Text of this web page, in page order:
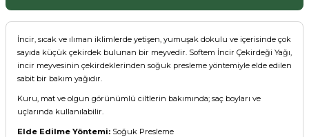
İncir, sıcak ve ılıman iklimlerde yetişen, yumuşak dokulu ve içerisinde çok
sayıda küçük çekirdek bulunan bir meyvedir. Softem İncir Çekirdeği Yağı,
incir meyvesinin çekirdeklerinden soğuk presleme yöntemiyle elde edilen
sabit bir bakım yağıdır.
Kuru, mat ve olgun görünümlü ciltlerin bakımında; saç boyları ve
uçlarında kullanılabilir.
Elde Edilme Yöntemi: Soğuk Presleme